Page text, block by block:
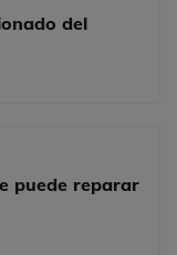
del
puede reparar